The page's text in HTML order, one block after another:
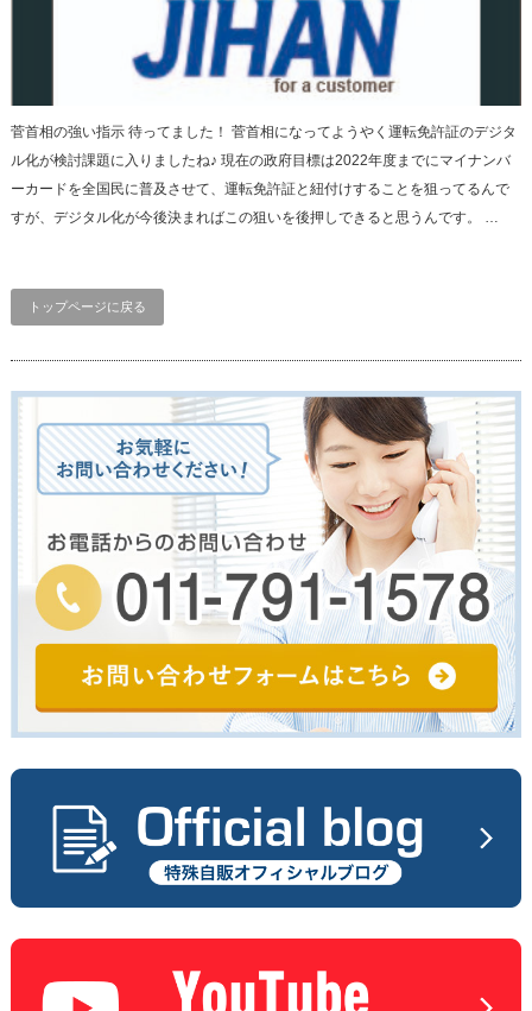
菅首相の強い指示 待ってました！ 菅首相になってようやく運転免許証のデジタ
ル化が検討課題に入りましたね♪ 現在の政府目標は2022年度までにマイナンバ
ーカードを全国民に普及させて、運転免許証と紐付けすることを狙ってるんで
すが、デジタル化が今後決まればこの狙いを後押しできると思うんです。 …
トップページに戻る